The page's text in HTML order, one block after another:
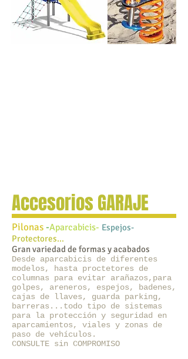
Accesorios GARAJE
Pilonas-Aparcabicis- Espejos-
Protectores...
Gran variedad de formas y acabados
Desde aparcabicis de diferentes
modelos, hasta proctetores de
columnas para evitar arañazos,para
golpes, areneros, espejos, badenes,
cajas de llaves, guarda parking,
barreras...todo tipo de sistemas
para la protección y seguridad en
aparcamientos, viales y zonas de
paso de vehículos.
CONSULTE sin COMPROMISO